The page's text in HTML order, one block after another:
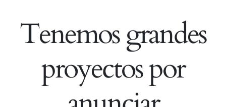
Tenemos grandes
proyectos por